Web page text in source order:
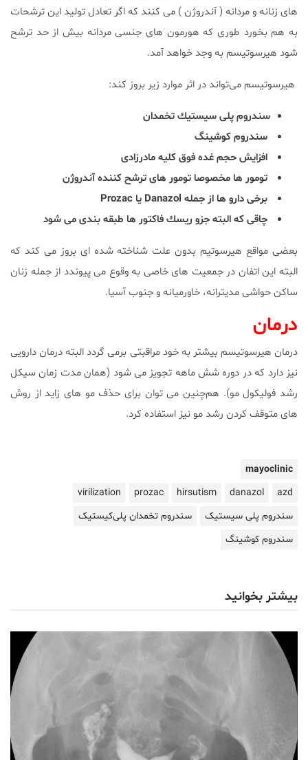
هاى زنانه و مردانه ( آندروژن ) مى كنند كه اگر تعادل توليد اين ترشحات
به هم بخورد طورى كه هورمون هاى جنسى مردانه بيش از حد ترشح
شود هيرسوتيسم به وجد خواهد آمد.
هيرسوتيسم مى‌تواند در اثر موارد زير بروز كند:
سندروم پلى سيستيك تخمدان
سندروم كوشينگ
افزايش حجم غده فوق كليه مادرزادى
تومور ها مخصوصا تومور هاى ترشح كننده آندروژن
برخى دارو ها از جمله Danazol يا Prozac
چاقى كه البته جزو ريسك فاكتور ها طبقه بندى مى شود
بعضى مواقع هيرسوتيم بدون علت شناخته شده اى بروز مى كند که
البته اين اتفان در جمعيت هاى خاصى به وقوع مى پيوندد از جمله زنان
ساكن حواشى مديترانه، خاورميانه و جنوب آسيا.
درمان
درمان هيرسوتيسم بيشتر به خود مراقبتى برمى گردد البته درمان دارويى
نيز دارد كه در دوره شش ماهه تجويز مى شود (همان مدت زمان سيكل
رشد فوليكول مو). هم‌چنين مى توان برای حذف مو های زاید از روش
هاى متوقف كردن رشد مو نيز استفاده كرد.
mayoclinic
azd
danazol
hirsutism
prozac
virilization
سندروم پلی سیستیک
سندروم تخمدان پلی‌کیستیک
سندروم کوشینگ
بیشتر بخوانید